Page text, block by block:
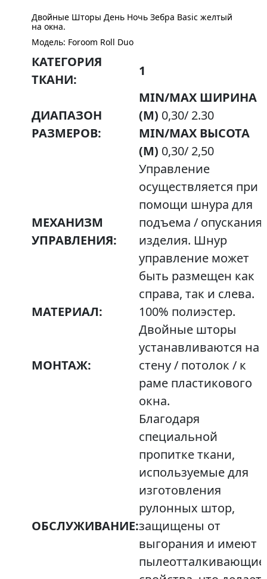
Двойные Шторы День Ночь Зебра Basic желтый
на окна.
Модель: Foroom Roll Duo
КАТЕГОРИЯ
ТКАНИ:
1
ДИАПАЗОН
РАЗМЕРОВ:
MIN/MAX ШИРИНА
(М) 0,30/ 2.30
MIN/MAX ВЫСОТА
(М) 0,30/ 2,50
МЕХАНИЗМ
УПРАВЛЕНИЯ:
Управление
осуществляется при
помощи шнура для
подъема / опускания
изделия. Шнур
управление может
быть размещен как
справа, так и слева.
МАТЕРИАЛ:
100% полиэстер.
МОНТАЖ:
Двойные шторы
устанавливаются на
стену / потолок / к
раме пластикового
окна.
ОБСЛУЖИВАНИЕ:
Благодаря
специальной
пропитке ткани,
используемые для
изготовления
рулонных штор,
защищены от
выгорания и имеют
пылеотталкивающие